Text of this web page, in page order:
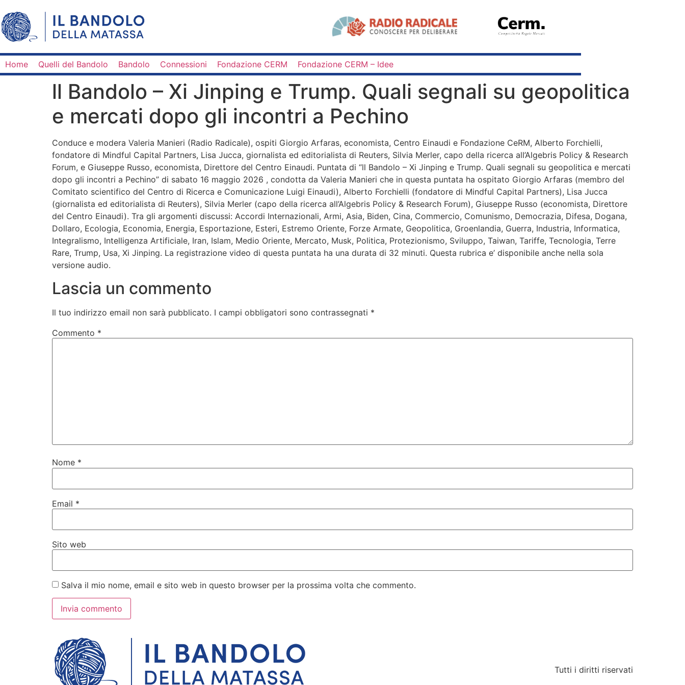
Home Quelli del Bandolo Bandolo Connessioni Fondazione CERM Fondazione CERM – Idee
ll Bandolo – Xi Jinping e Trump. Quali segnali su geopolitica
e mercati dopo gli incontri a Pechino
Conduce e modera Valeria Manieri (Radio Radicale), ospiti Giorgio Arfaras, economista, Centro Einaudi e Fondazione CeRM, Alberto Forchielli,
fondatore di Mindful Capital Partners, Lisa Jucca, giornalista ed editorialista di Reuters, Silvia Merler, capo della ricerca all’Algebris Policy & Research
Forum, e Giuseppe Russo, economista, Direttore del Centro Einaudi. Puntata di “ll Bandolo – Xi Jinping e Trump. Quali segnali su geopolitica e mercati
dopo gli incontri a Pechino” di sabato 16 maggio 2026 , condotta da Valeria Manieri che in questa puntata ha ospitato Giorgio Arfaras (membro del
Comitato scientifico del Centro di Ricerca e Comunicazione Luigi Einaudi), Alberto Forchielli (fondatore di Mindful Capital Partners), Lisa Jucca
(giornalista ed editorialista di Reuters), Silvia Merler (capo della ricerca all’Algebris Policy & Research Forum), Giuseppe Russo (economista, Direttore
del Centro Einaudi). Tra gli argomenti discussi: Accordi Internazionali, Armi, Asia, Biden, Cina, Commercio, Comunismo, Democrazia, Difesa, Dogana,
Dollaro, Ecologia, Economia, Energia, Esportazione, Esteri, Estremo Oriente, Forze Armate, Geopolitica, Groenlandia, Guerra, Industria, Informatica,
Integralismo, Intelligenza Artificiale, Iran, Islam, Medio Oriente, Mercato, Musk, Politica, Protezionismo, Sviluppo, Taiwan, Tariffe, Tecnologia, Terre
Rare, Trump, Usa, Xi Jinping. La registrazione video di questa puntata ha una durata di 32 minuti. Questa rubrica e’ disponibile anche nella sola
versione audio.
Lascia un commento
Il tuo indirizzo email non sarà pubblicato. I campi obbligatori sono contrassegnati *
Commento *
Nome *
Email *
Sito web
Salva il mio nome, email e sito web in questo browser per la prossima volta che commento.
Tutti i diritti riservati